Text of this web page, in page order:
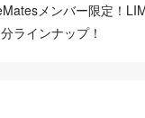
メンバー限定！
ラインナップ！